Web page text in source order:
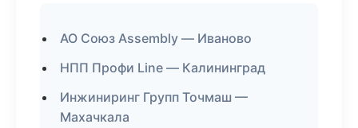
АО Союз Assembly — Иваново
НПП Профи Line — Калининград
Инжиниринг Групп Точмаш —
Махачкала